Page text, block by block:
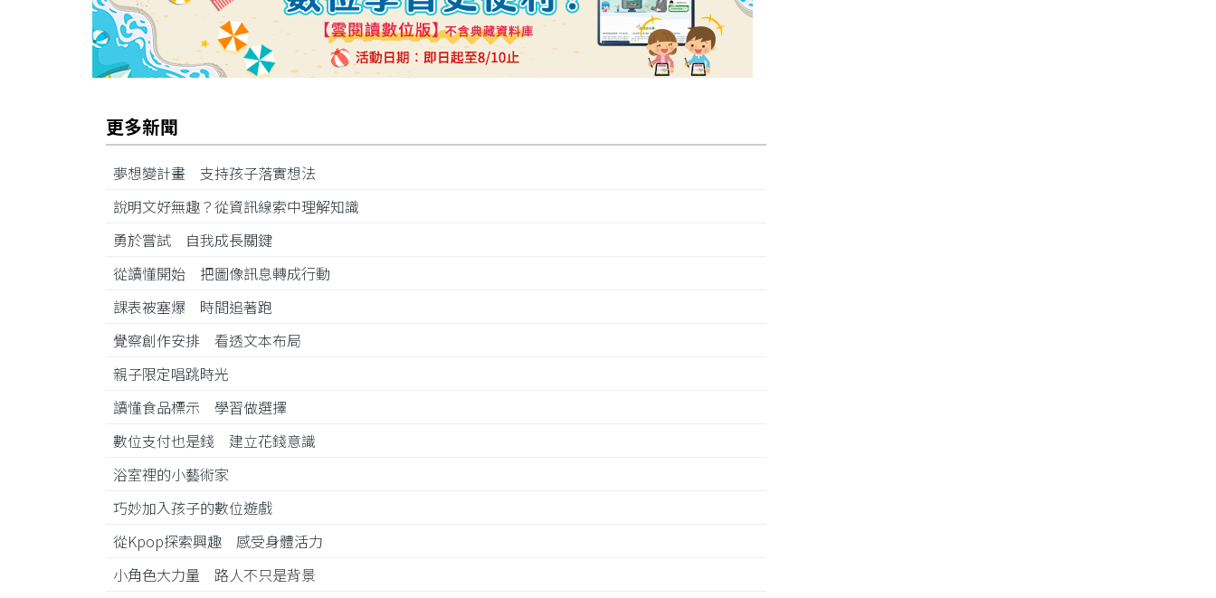
更多新聞
夢想變計畫 支持孩子落實想法
說明文好無趣？從資訊線索中理解知識
勇於嘗試 自我成長關鍵
從讀懂開始 把圖像訊息轉成行動
課表被塞爆 時間追著跑
覺察創作安排 看透文本布局
親子限定唱跳時光
讀懂食品標示 學習做選擇
數位支付也是錢 建立花錢意識
浴室裡的小藝術家
巧妙加入孩子的數位遊戲
從Kpop探索興趣 感受身體活力
小角色大力量 路人不只是背景